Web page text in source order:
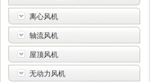
离心风机
轴流风机
屋顶风机
无动力风机